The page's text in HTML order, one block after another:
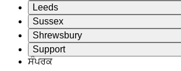
Review
ਸਮੀਖਿਆ ਦੇ ਚੇਅਰਮੈਨ
ਸੁਤੰਤਰ ਸਮੀਖਿਆ ਟੀਮ
ਸੰਦਰਭ ਦੀਆਂ ਸ਼ਰਤਾਂ
ਸੁਤੰਤਰ ਸਮੀਖਿਆ ਦੀ ਅੰਤਿਮ ਰਿਪੋਰਟ
ਅਕਸਰ ਪੁੱਛੇ ਜਾਣ ਵਾਲੇ ਸਵਾਲ
Leeds
Review
ਸਮੀਖਿਆ ਦੇ ਚੇਅਰਮੈਨ
ਸੁਤੰਤਰ ਸਮੀਖਿਆ ਟੀਮ
ਹਵਾਲੇ ਦੀਆਂ ਸ਼ਰਤਾਂ
ਸੰਪਰਕ
Sussex
Review
ਸਮੀਖਿਆ ਦੇ ਚੇਅਰਮੈਨ
ਸੁਤੰਤਰ ਸਮੀਖਿਆ ਟੀਮ
ਸੰਦਰਭ ਦੀਆਂ ਸ਼ਰਤਾਂ
Shrewsbury
Review
ਜਣੇਪਾ ਸਮੀਖਿਆ ਵਾਸਤੇ ਸੰਦਰਭ ਦੀਆਂ ਸ਼ਰਤਾਂ
Support
Leeds
ਸੰਪਰਕ